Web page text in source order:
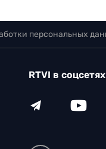
персональных
RTVI в соцсетях